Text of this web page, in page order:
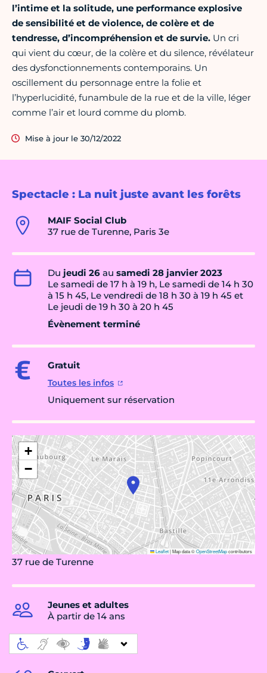
Spectacle : La nuit juste avant les forêts
MAIF Social Club
37 rue de Turenne, Paris 3e
Du jeudi 26 au samedi 28 janvier 2023
Le samedi de 17 h à 19 h, Le samedi de 14 h 30
à 15 h 45, Le vendredi de 18 h 30 à 19 h 45 et
Le jeudi de 19 h 30 à 20 h 45
Évènement terminé
Gratuit
Toutes les infos
Uniquement sur réservation
+
−
Leaflet|Map data ©OpenStreetMapcontributors
37 rue de Turenne
Jeunes et adultes
À partir de 14 ans
l’intime et la solitude, une performance explosive
de sensibilité et de violence, de colère et de
tendresse, d’incompréhension et de survie. Un cri
qui vient du cœur, de la colère et du silence, révélateur
des dysfonctionnements contemporains. Un
oscillement du personnage entre la folie et
l’hyperlucidité, funambule de la rue et de la ville, léger
comme l’air et lourd comme du plomb.
Mise à jour le 30/12/2022